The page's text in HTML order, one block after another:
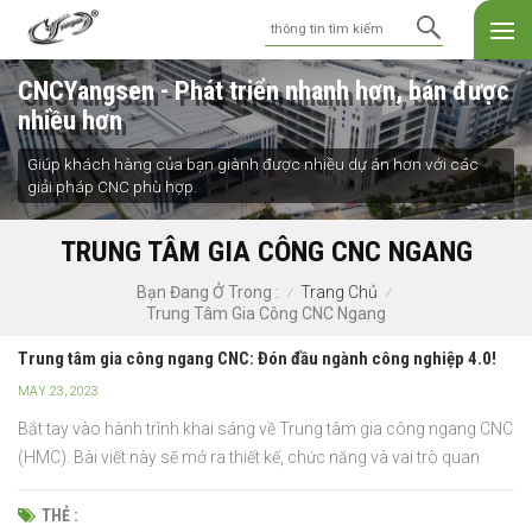
CNCYangsen - Phát triển nhanh hơn, bán được
nhiều hơn
Giúp khách hàng của bạn giành được nhiều dự án hơn với các
giải pháp CNC phù hợp.
TRUNG TÂM GIA CÔNG CNC NGANG
Bạn Đang Ở Trong : / Trang Chủ /
Trung Tâm Gia Công CNC Ngang
Trung tâm gia công ngang CNC: Đón đầu ngành công nghiệp 4.0!
MAY 23, 2023
Bắt tay vào hành trình khai sáng về Trung tâm gia công ngang CNC
(HMC). Bài viết này sẽ mở ra thiết kế, chức năng và vai trò quan
trọng của chúng trong lĩnh vực đổi mới của Công nghiệp 4.0. Từ
hoạt động chính xác của chúng đến sức mạnh biến đổi của công
THẺ :